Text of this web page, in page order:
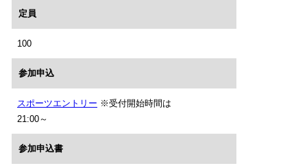
定員
100
参加申込
スポーツエントリー ※受付開始時間は
21:00～
参加申込書